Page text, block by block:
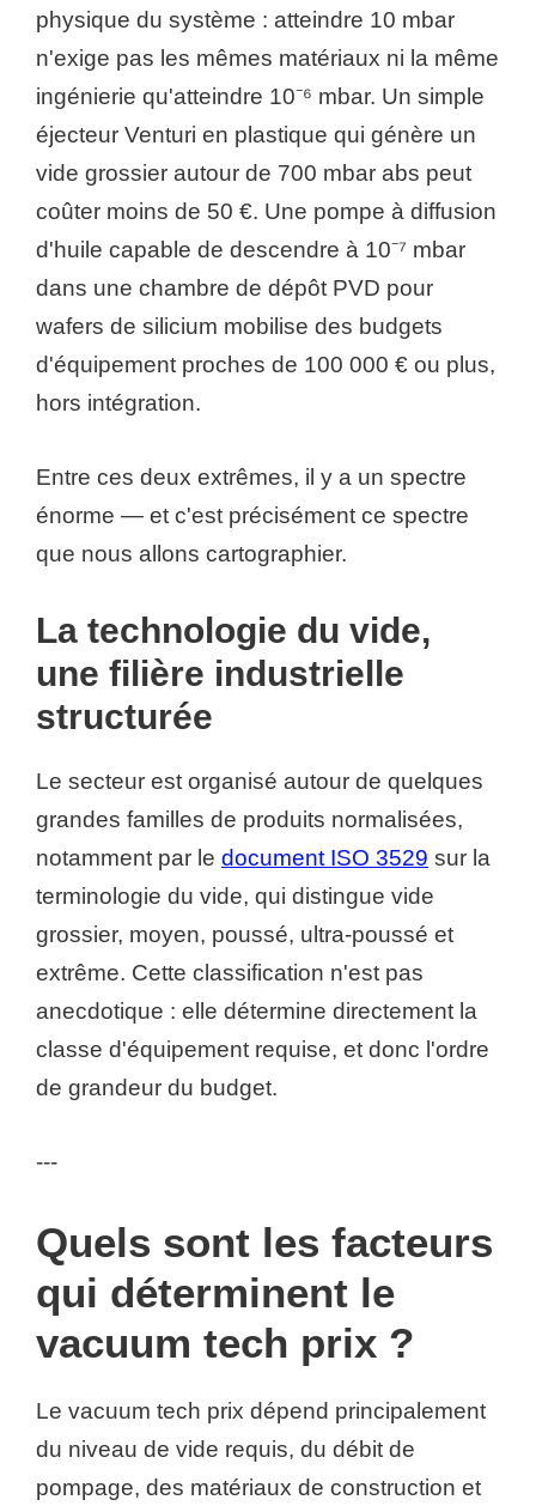
physique du système : atteindre 10 mbar
n'exige pas les mêmes matériaux ni la même
ingénierie qu'atteindre 10⁻⁶ mbar. Un simple
éjecteur Venturi en plastique qui génère un
vide grossier autour de 700 mbar abs peut
coûter moins de 50 €. Une pompe à diffusion
d'huile capable de descendre à 10⁻⁷ mbar
dans une chambre de dépôt PVD pour
wafers de silicium mobilise des budgets
d'équipement proches de 100 000 € ou plus,
hors intégration.
Entre ces deux extrêmes, il y a un spectre
énorme — et c'est précisément ce spectre
que nous allons cartographier.
La technologie du vide,
une filière industrielle
structurée
Le secteur est organisé autour de quelques
grandes familles de produits normalisées,
notamment par le document ISO 3529 sur la
terminologie du vide, qui distingue vide
grossier, moyen, poussé, ultra-poussé et
extrême. Cette classification n'est pas
anecdotique : elle détermine directement la
classe d'équipement requise, et donc l'ordre
de grandeur du budget.
---
Quels sont les facteurs
qui déterminent le
vacuum tech prix ?
Le vacuum tech prix dépend principalement
du niveau de vide requis, du débit de
pompage, des matériaux de construction et